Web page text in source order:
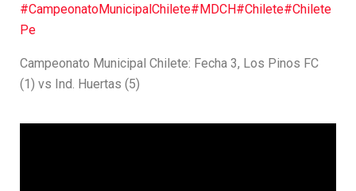
#CampeonatoMunicipalChilete#MDCH#Chilete#Chilete
Pe
Campeonato Municipal Chilete: Fecha 3, Los Pinos FC
(1) vs Ind. Huertas (5)